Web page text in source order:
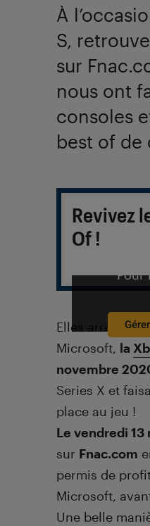
À
S,
sur
nous ont
consoles
best of de
Revivez
Of !
Pour
Elles arrivent.
Microsoft, la
novembre
Series X et
place au jeu !
Le vendredi
sur Fnac.com
permis de
Microsoft,
Une belle